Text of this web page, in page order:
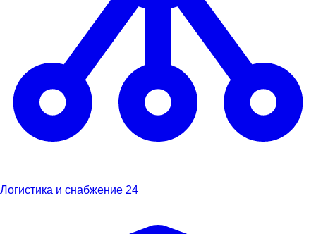
Логистика и снабжение 24